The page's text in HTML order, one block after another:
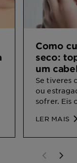
Como
seco:
um
Se tiveres
ou
sofrer. Eis
e brilhante
LER MAIS